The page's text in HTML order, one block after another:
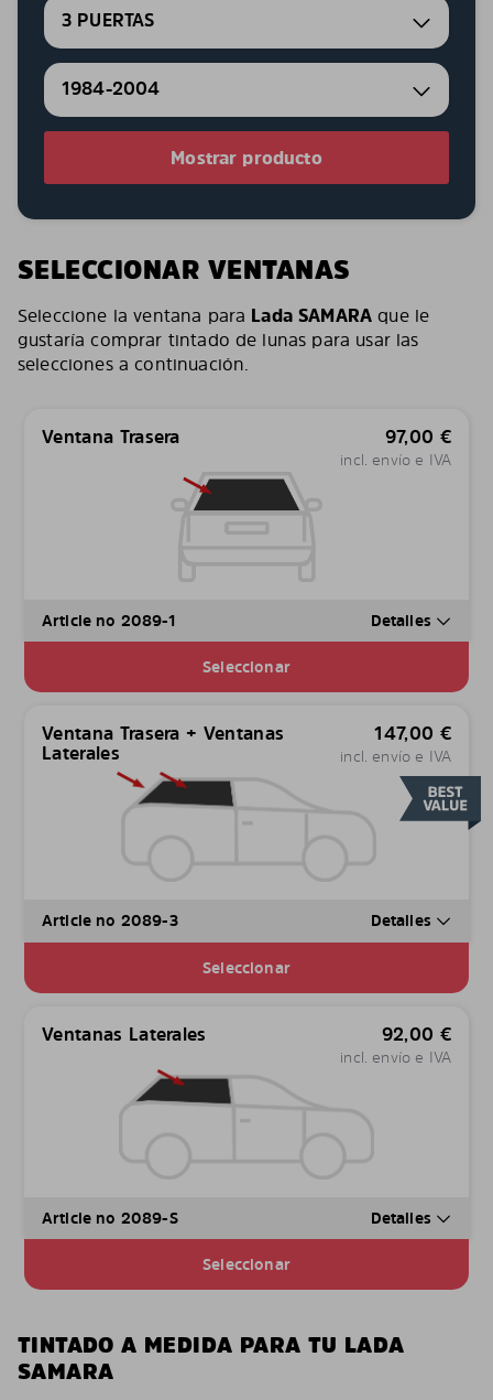
3 PUERTAS
1984-2004
Mostrar producto
SELECCIONAR VENTANAS
Seleccione la ventana para Lada SAMARA que le
gustaría comprar tintado de lunas para usar las
selecciones a continuación.
Ventana Trasera 97,00 €
incl. envío e IVA
Article no 2089-1 Detalles
Seleccionar
Ventana Trasera + Ventanas
Laterales
147,00 €
incl. envío e IVA
Article no 2089-3 Detalles
Seleccionar
Ventanas Laterales 92,00 €
incl. envío e IVA
Article no 2089-S Detalles
Seleccionar
TINTADO A MEDIDA PARA TU LADA
SAMARA